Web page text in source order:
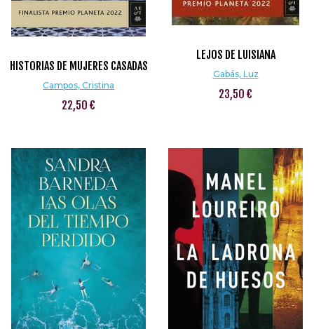
HISTORIAS DE MUJERES CASADAS
Campos, Cristina
22,50 €
LEJOS DE LUISIANA
Gabás, Luz
23,50 €